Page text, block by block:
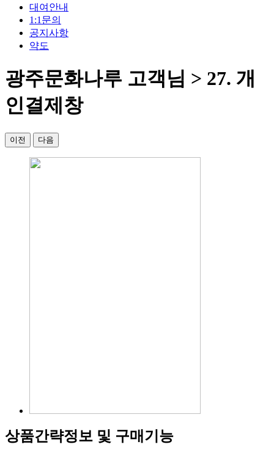
대여안내
1:1문의
공지사항
약도
광주문화나루 고객님 > 27. 개
인결제창
이전 다음
상품간략정보 및 구매기능